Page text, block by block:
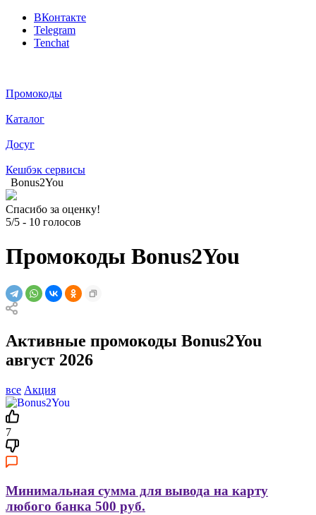
ВКонтакте
Telegram
Tenchat
Промокоды
Каталог
Досуг
Кешбэк сервисы
Bonus2You
Спасибо за оценку!
5/5 - 10 голосов
Промокоды Bonus2You
Активные промокоды Bonus2You
август 2026
все Акция
7
Минимальная сумма для вывода на карту
любого банка 500 руб.